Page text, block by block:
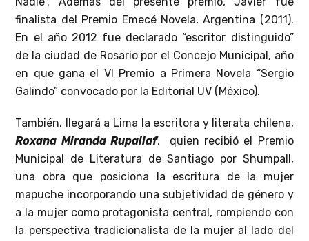
finalista del Premio Emecé Novela, Argentina (2011).
En el año 2012 fue declarado “escritor distinguido”
de la ciudad de Rosario por el Concejo Municipal, año
en que gana el VI Premio a Primera Novela “Sergio
Galindo” convocado por la Editorial UV (México).
También, llegará a Lima la escritora y literata chilena,
Roxana Miranda Rupailaf, quien recibió el Premio
Municipal de Literatura de Santiago por Shumpall,
una obra que posiciona la escritura de la mujer
mapuche incorporando una subjetividad de género y
a la mujer como protagonista central, rompiendo con
la perspectiva tradicionalista de la mujer al lado del